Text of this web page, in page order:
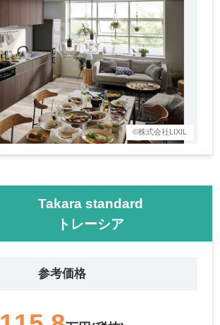
©株式会社LIXIL
Takara standard
トレーシア
参考価格